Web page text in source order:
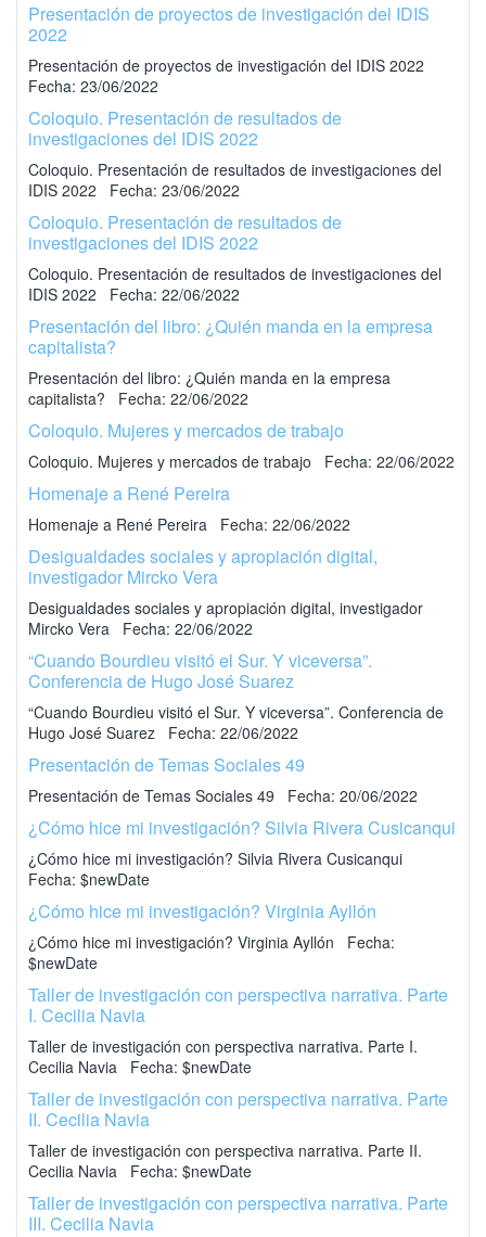
Presentación de proyectos de investigación del IDIS
2022
Presentación de proyectos de investigación del IDIS 2022
Fecha: 23/06/2022
Coloquio. Presentación de resultados de
investigaciones del IDIS 2022
Coloquio. Presentación de resultados de investigaciones del
IDIS 2022 Fecha: 23/06/2022
Coloquio. Presentación de resultados de
investigaciones del IDIS 2022
Coloquio. Presentación de resultados de investigaciones del
IDIS 2022 Fecha: 22/06/2022
Presentación del libro: ¿Quién manda en la empresa
capitalista?
Presentación del libro: ¿Quién manda en la empresa
capitalista? Fecha: 22/06/2022
Coloquio. Mujeres y mercados de trabajo
Coloquio. Mujeres y mercados de trabajo Fecha: 22/06/2022
Homenaje a René Pereira
Homenaje a René Pereira Fecha: 22/06/2022
Desigualdades sociales y apropiación digital,
investigador Mircko Vera
Desigualdades sociales y apropiación digital, investigador
Mircko Vera Fecha: 22/06/2022
“Cuando Bourdieu visitó el Sur. Y viceversa”.
Conferencia de Hugo José Suarez
“Cuando Bourdieu visitó el Sur. Y viceversa”. Conferencia de
Hugo José Suarez Fecha: 22/06/2022
Presentación de Temas Sociales 49
Presentación de Temas Sociales 49 Fecha: 20/06/2022
¿Cómo hice mi investigación? Silvia Rivera Cusicanqui
¿Cómo hice mi investigación? Silvia Rivera Cusicanqui
Fecha: $newDate
¿Cómo hice mi investigación? Virginia Ayllón
¿Cómo hice mi investigación? Virginia Ayllón Fecha:
$newDate
Taller de investigación con perspectiva narrativa. Parte
I. Cecilia Navia
Taller de investigación con perspectiva narrativa. Parte I.
Cecilia Navia Fecha: $newDate
Taller de investigación con perspectiva narrativa. Parte
II. Cecilia Navia
Taller de investigación con perspectiva narrativa. Parte II.
Cecilia Navia Fecha: $newDate
Taller de investigación con perspectiva narrativa. Parte
III. Cecilia Navia